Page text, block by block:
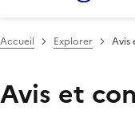
Accueil Explorer Avis
Avis et